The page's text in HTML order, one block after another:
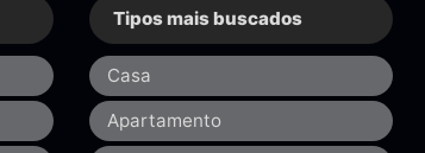
Tipos mais buscados
Casa
Apartamento